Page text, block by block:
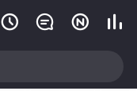
   